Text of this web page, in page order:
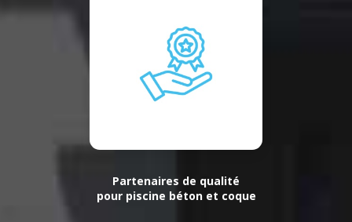
Partenaires de qualité
pour piscine béton et coque